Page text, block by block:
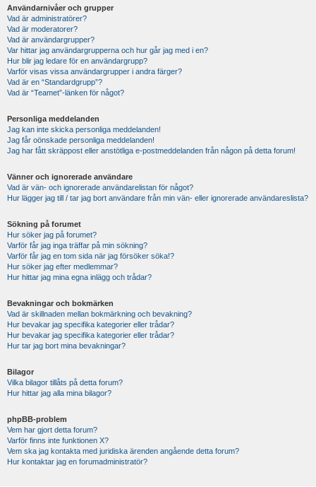
Användarnivåer och grupper
Vad är administratörer?
Vad är moderatorer?
Vad är användargrupper?
Var hittar jag användargrupperna och hur går jag med i en?
Hur blir jag ledare för en användargrupp?
Varför visas vissa användargrupper i andra färger?
Vad är en “Standardgrupp”?
Vad är “Teamet”-länken för något?
Personliga meddelanden
Jag kan inte skicka personliga meddelanden!
Jag får oönskade personliga meddelanden!
Jag har fått skräppost eller anstötliga e-postmeddelanden från någon på detta forum!
Vänner och ignorerade användare
Vad är vän- och ignorerade användarelistan för något?
Hur lägger jag till / tar jag bort användare från min vän- eller ignorerade användareslista?
Sökning på forumet
Hur söker jag på forumet?
Varför får jag inga träffar på min sökning?
Varför får jag en tom sida när jag försöker söka!?
Hur söker jag efter medlemmar?
Hur hittar jag mina egna inlägg och trådar?
Bevakningar och bokmärken
Vad är skillnaden mellan bokmärkning och bevakning?
Hur bevakar jag specifika kategorier eller trådar?
Hur bevakar jag specifika kategorier eller trådar?
Hur tar jag bort mina bevakningar?
Bilagor
Vilka bilagor tillåts på detta forum?
Hur hittar jag alla mina bilagor?
phpBB-problem
Vem har gjort detta forum?
Varför finns inte funktionen X?
Vem ska jag kontakta med juridiska ärenden angående detta forum?
Hur kontaktar jag en forumadministratör?